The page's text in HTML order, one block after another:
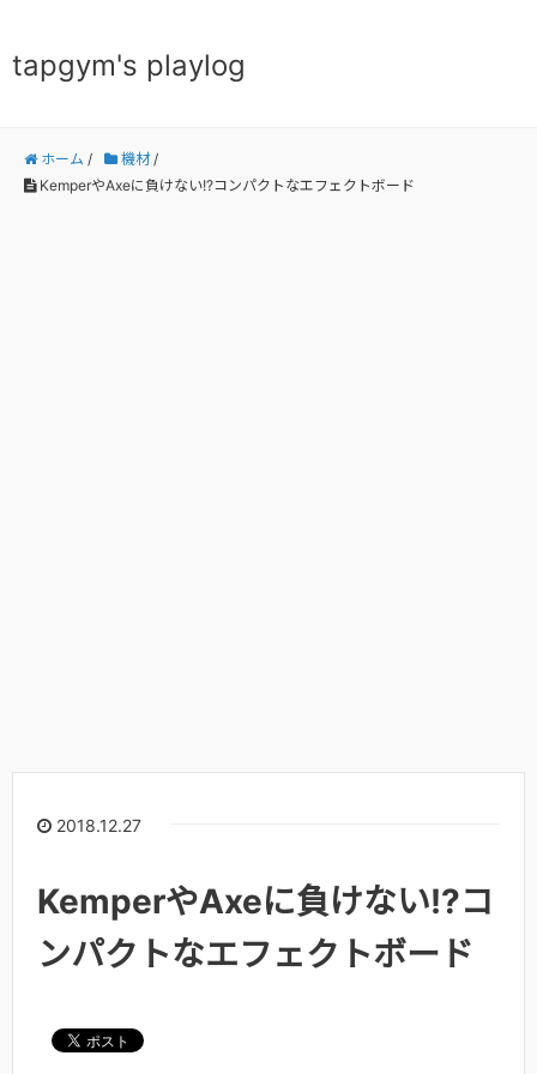
tapgym's playlog
ホーム / 機材/
KemperやAxeに負けない!?コンパクトなエフェクトボード
2018.12.27
KemperやAxeに負けない!?コ
ンパクトなエフェクトボード